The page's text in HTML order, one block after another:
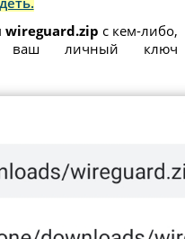
wireguard.zip с кем-либо,
ваш личный ключ